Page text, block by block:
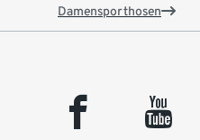
Damensporthosen
facebook youtube